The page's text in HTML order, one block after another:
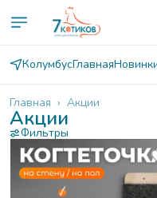
КолумбусГлавная
Акции
Главная ›
Акции
Фильтры